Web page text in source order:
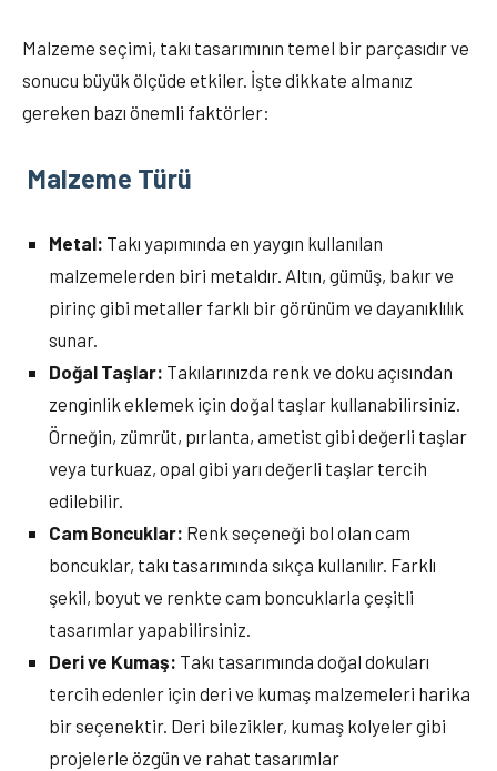
Malzeme seçimi, takı tasarımının temel bir parçasıdır ve
sonucu büyük ölçüde etkiler. İşte dikkate almanız
gereken bazı önemli faktörler:
Malzeme Türü
Metal: Takı yapımında en yaygın kullanılan
malzemelerden biri metaldır. Altın, gümüş, bakır ve
pirinç gibi metaller farklı bir görünüm ve dayanıklılık
sunar.
Doğal Taşlar: Takılarınızda renk ve doku açısından
zenginlik eklemek için doğal taşlar kullanabilirsiniz.
Örneğin, zümrüt, pırlanta, ametist gibi değerli taşlar
veya turkuaz, opal gibi yarı değerli taşlar tercih
edilebilir.
Cam Boncuklar: Renk seçeneği bol olan cam
boncuklar, takı tasarımında sıkça kullanılır. Farklı
şekil, boyut ve renkte cam boncuklarla çeşitli
tasarımlar yapabilirsiniz.
Deri ve Kumaş: Takı tasarımında doğal dokuları
tercih edenler için deri ve kumaş malzemeleri harika
bir seçenektir. Deri bilezikler, kumaş kolyeler gibi
projelerle özgün ve rahat tasarımlar